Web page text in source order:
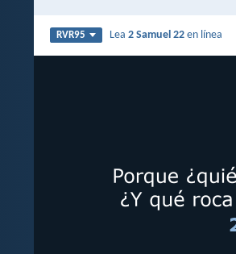
RVR95 Lea2 Samuel 22 en línea